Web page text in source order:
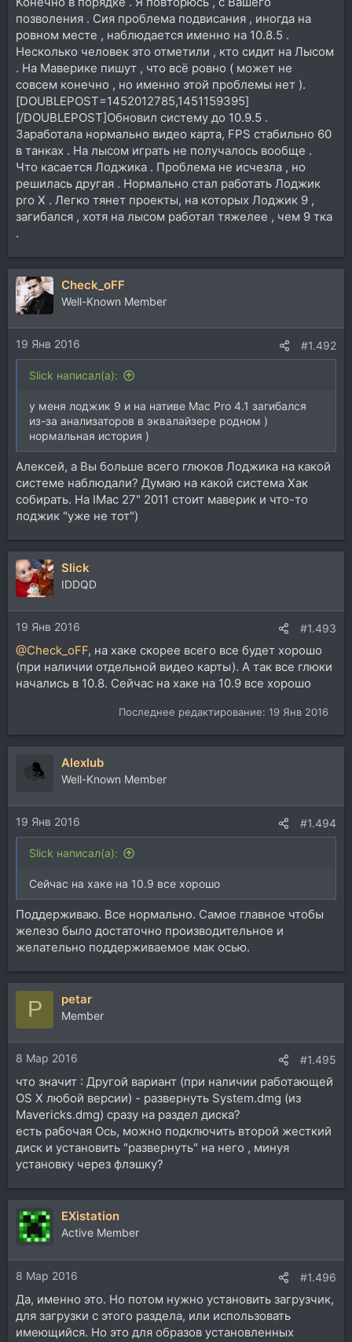
позволения . Сия проблема подвисания , иногда на
ровном месте , наблюдается именно на 10.8.5 .
Несколько человек это отметили , кто сидит на Лысом
. На Маверике пишут , что всё ровно ( может не
совсем конечно , но именно этой проблемы нет ).
[DOUBLEPOST=1452012785,1451159395]
[/DOUBLEPOST]Обновил систему до 10.9.5 .
Заработала нормально видео карта, FPS стабильно 60
в танках . На лысом играть не получалось вообще .
Что касается Лоджика . Проблема не исчезла , но
решилась другая . Нормально стал работать Лоджик
pro X . Легко тянет проекты, на которых Лоджик 9 ,
загибался , хотя на лысом работал тяжелее , чем 9 тка
.
Check_oFF
Well-Known Member
19 Янв 2016 #1.492
Slick написал(а):
у меня лоджик 9 и на нативе Mac Pro 4.1 загибался
из-за анализаторов в эквалайзере родном )
нормальная история )
Алексей, а Вы больше всего глюков Лоджика на какой
системе наблюдали? Думаю на какой система Хак
собирать. На IMac 27" 2011 стоит маверик и что-то
лоджик "уже не тот")
Slick
IDDQD
19 Янв 2016 #1.493
@Check_oFF, на хаке скорее всего все будет хорошо
(при наличии отдельной видео карты). А так все глюки
начались в 10.8. Сейчас на хаке на 10.9 все хорошо
Последнее редактирование: 19 Янв 2016
Alexlub
Well-Known Member
19 Янв 2016 #1.494
Slick написал(а):
Сейчас на хаке на 10.9 все хорошо
Поддерживаю. Все нормально. Самое главное чтобы
железо было достаточно производительное и
желательно поддерживаемое мак осью.
P petar
Member
8 Мар 2016 #1.495
что значит : Другой вариант (при наличии работающей
OS X любой версии) - развернуть System.dmg (из
Mavericks.dmg) сразу на раздел диска?
есть рабочая Ось, можно подключить второй жесткий
диск и установить "развернуть" на него , минуя
установку через флэшку?
EXistation
Active Member
8 Мар 2016 #1.496
Да, именно это. Но потом нужно установить загрузчик,
для загрузки с этого раздела, или использовать
имеющийся. Но это для образов установленных